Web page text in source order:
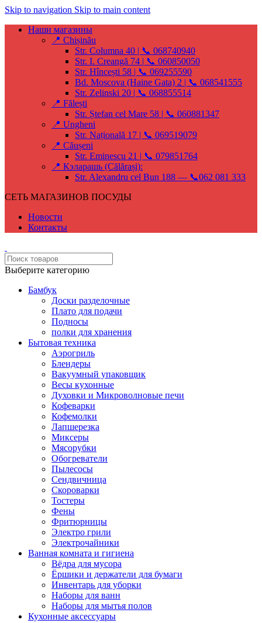
Skip to navigation Skip to main content
Наши магазины
📍 Chișinău
Str. Columna 40 | 📞 068740940
Str. I. Creangă 74 | 📞 060850050
Str. Hîncești 58 | 📞 069255590
Bd. Moscova (Haine Gata) 2 | 📞 068541555
Str. Zelinski 20 | 📞 068855514
📍 Fălești
Str. Ștefan cel Mare 58 | 📞 060881347
📍 Ungheni
Str. Națională 17 | 📞 069519079
📍 Căușeni
Str. Eminescu 21 | 📞 079851764
📍 Кэларашь (Călărași):
Str. Alexandru cel Bun 188 — 📞062 081 333
СЕТЬ МАГАЗИНОВ ПОСУДЫ
Новости
Контакты
Выберите категорию
Бамбук
Доски разделочные
Плато для подачи
Подносы
полки для хранения
Бытовая техника
Аэрогриль
Блендеры
Вакуумный упаковщик
Весы кухонные
Духовки и Микроволновые печи
Кофеварки
Кофемолки
Лапшерезка
Миксеры
Мясорубки
Обогреватели
Пылесосы
Сендвичница
Скороварки
Тостеры
Фены
Фритюрницы
Электро грили
Электрочайники
Ванная комната и гигиена
Вёдра для мусора
Ёршики и держатели для бумаги
Инвентарь для уборки
Наборы для ванн
Наборы для мытья полов
Кухонные аксессуары